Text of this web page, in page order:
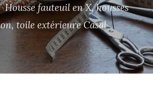
Housse fauteuil en X, housses
, toile extérieure Casal